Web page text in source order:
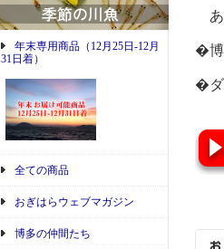
年末専用商品（12月25日-12月
31日着）
全ての商品
おぎはらウェブマガジン
博多の仲間たち
あ
�博
�ダ